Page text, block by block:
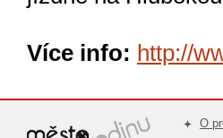
Více info: http://
O